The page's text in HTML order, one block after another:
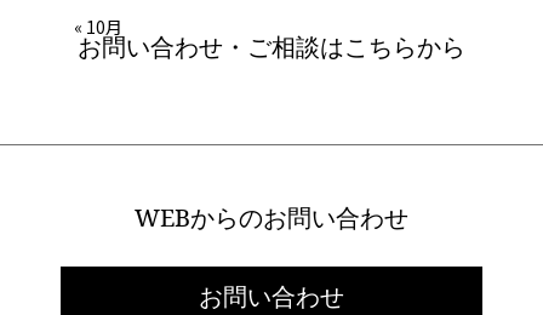
« 10月
お問い合わせ・ご相談はこちらから
WEBからのお問い合わせ
お問い合わせ